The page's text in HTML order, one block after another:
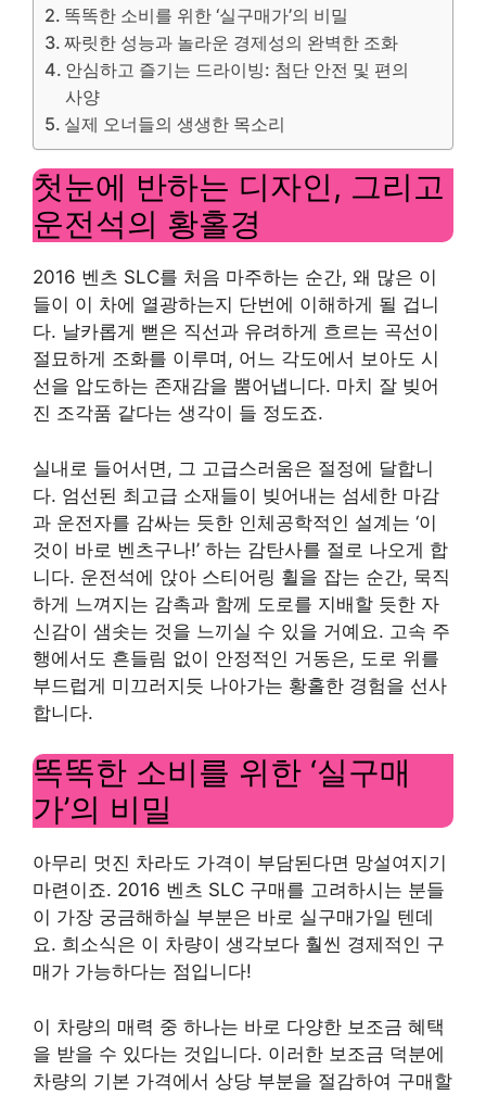
똑똑한 소비를 위한 ‘실구매가’의 비밀
짜릿한 성능과 놀라운 경제성의 완벽한 조화
안심하고 즐기는 드라이빙: 첨단 안전 및 편의
사양
실제 오너들의 생생한 목소리
첫눈에 반하는 디자인, 그리고
운전석의 황홀경
2016 벤츠 SLC를 처음 마주하는 순간, 왜 많은 이
들이 이 차에 열광하는지 단번에 이해하게 될 겁니
다. 날카롭게 뻗은 직선과 유려하게 흐르는 곡선이
절묘하게 조화를 이루며, 어느 각도에서 보아도 시
선을 압도하는 존재감을 뿜어냅니다. 마치 잘 빚어
진 조각품 같다는 생각이 들 정도죠.
실내로 들어서면, 그 고급스러움은 절정에 달합니
다. 엄선된 최고급 소재들이 빚어내는 섬세한 마감
과 운전자를 감싸는 듯한 인체공학적인 설계는 ‘이
것이 바로 벤츠구나!’ 하는 감탄사를 절로 나오게 합
니다. 운전석에 앉아 스티어링 휠을 잡는 순간, 묵직
하게 느껴지는 감촉과 함께 도로를 지배할 듯한 자
신감이 샘솟는 것을 느끼실 수 있을 거예요. 고속 주
행에서도 흔들림 없이 안정적인 거동은, 도로 위를
부드럽게 미끄러지듯 나아가는 황홀한 경험을 선사
합니다.
똑똑한 소비를 위한 ‘실구매
가’의 비밀
아무리 멋진 차라도 가격이 부담된다면 망설여지기
마련이죠. 2016 벤츠 SLC 구매를 고려하시는 분들
이 가장 궁금해하실 부분은 바로 실구매가일 텐데
요. 희소식은 이 차량이 생각보다 훨씬 경제적인 구
매가 가능하다는 점입니다!
이 차량의 매력 중 하나는 바로 다양한 보조금 혜택
을 받을 수 있다는 것입니다. 이러한 보조금 덕분에
차량의 기본 가격에서 상당 부분을 절감하여 구매할